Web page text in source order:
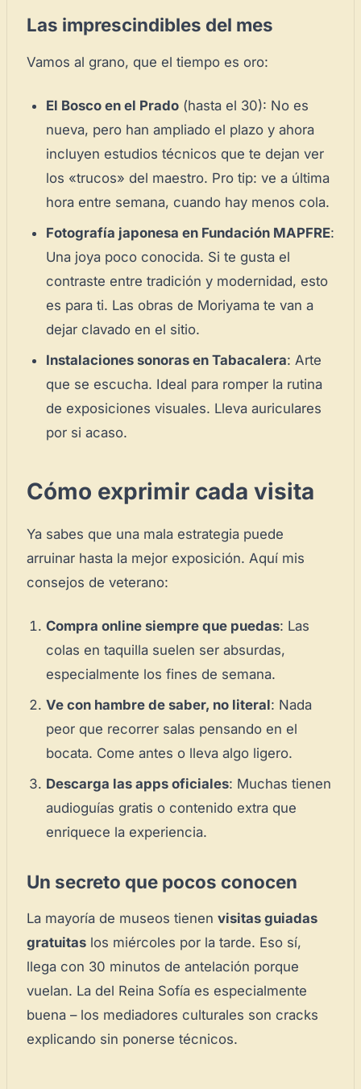
Las imprescindibles del mes
Vamos al grano, que el tiempo es oro:
El Bosco en el Prado (hasta el 30): No es
nueva, pero han ampliado el plazo y ahora
incluyen estudios técnicos que te dejan ver
los «trucos» del maestro. Pro tip: ve a última
hora entre semana, cuando hay menos cola.
Fotografía japonesa en Fundación MAPFRE:
Una joya poco conocida. Si te gusta el
contraste entre tradición y modernidad, esto
es para ti. Las obras de Moriyama te van a
dejar clavado en el sitio.
Instalaciones sonoras en Tabacalera: Arte
que se escucha. Ideal para romper la rutina
de exposiciones visuales. Lleva auriculares
por si acaso.
Cómo exprimir cada visita
Ya sabes que una mala estrategia puede
arruinar hasta la mejor exposición. Aquí mis
consejos de veterano:
Compra online siempre que puedas: Las
colas en taquilla suelen ser absurdas,
especialmente los fines de semana.
Ve con hambre de saber, no literal: Nada
peor que recorrer salas pensando en el
bocata. Come antes o lleva algo ligero.
Descarga las apps oficiales: Muchas tienen
audioguías gratis o contenido extra que
enriquece la experiencia.
Un secreto que pocos conocen
La mayoría de museos tienen visitas guiadas
gratuitas los miércoles por la tarde. Eso sí,
llega con 30 minutos de antelación porque
vuelan. La del Reina Sofía es especialmente
buena – los mediadores culturales son cracks
explicando sin ponerse técnicos.